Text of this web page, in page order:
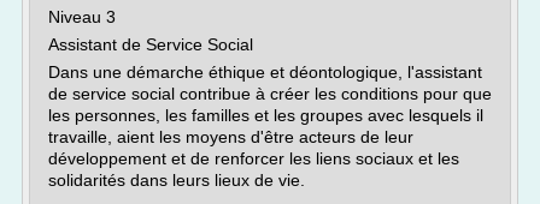
Niveau 3
Assistant de Service Social
Dans une démarche éthique et déontologique, l'assistant
de service social contribue à créer les conditions pour que
les personnes, les familles et les groupes avec lesquels il
travaille, aient les moyens d'être acteurs de leur
développement et de renforcer les liens sociaux et les
solidarités dans leurs lieux de vie.